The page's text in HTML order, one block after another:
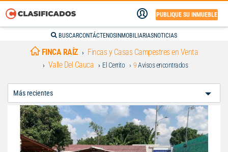
PUBLIQUE SU INMUEBLE
BUSCARCONTÁCTENOS INMOBILIARIASNOTICIAS
FINCA RAÍZ
Fincas y Casas Campestres en Venta
Valle Del Cauca
El Cerrito 9Avisos encontrados